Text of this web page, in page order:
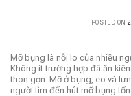
POSTED ON
Mỡ bụng là nỗi lo của nhiều
Không ít trường hợp đã ăn
thon gọn. Mỡ ở bụng, eo và
người tìm đến hút mỡ bụng